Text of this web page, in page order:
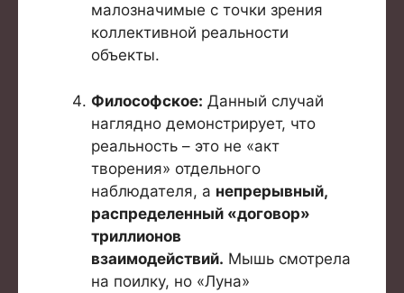
малозначимые с точки зрения
коллективной реальности
объекты.
Философское: Данный случай
наглядно демонстрирует, что
реальность – это не «акт
творения» отдельного
наблюдателя, а непрерывный,
распределенный «договор»
триллионов
взаимодействий. Мышь смотрела
на поилку, но «Луна»